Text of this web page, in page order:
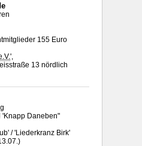
155 Euro
',
13 nördlich
Daneben"
/ 'Liederkranz Birk'